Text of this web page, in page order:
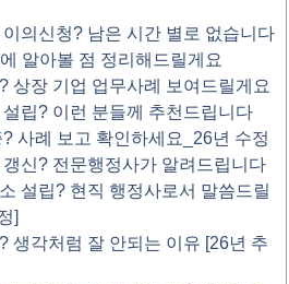
의신청? 남은 시간 별로 없습니다
알아볼 점 정리해드릴게요
상장 기업 업무사례 보여드릴게요
립? 이런 분들께 추천드립니다
사례 보고 확인하세요_26년 수정
신? 전문행정사가 알려드립니다
설립? 현직 행정사로서 말씀드릴
]
생각처럼 잘 안되는 이유 [26년 추